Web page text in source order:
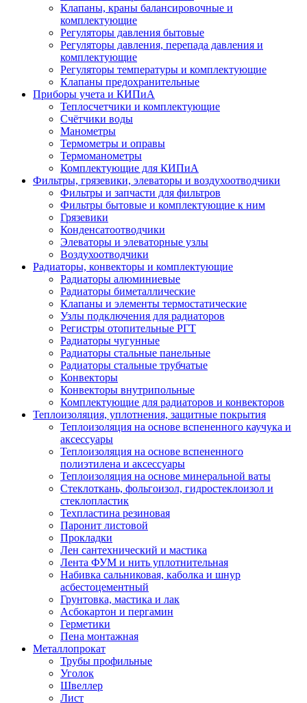
Клапаны, краны балансировочные и
комплектующие
Регуляторы давления бытовые
Регуляторы давления, перепада давления и
комплектующие
Регуляторы температуры и комплектующие
Клапаны предохранительные
Приборы учета и КИПиА
Теплосчетчики и комплектующие
Счётчики воды
Манометры
Термометры и оправы
Термоманометры
Комплектующие для КИПиА
Фильтры, грязевики, элеваторы и воздухоотводчики
Фильтры и запчасти для фильтров
Фильтры бытовые и комплектующие к ним
Грязевики
Конденсатоотводчики
Элеваторы и элеваторные узлы
Воздухоотводчики
Радиаторы, конвекторы и комплектующие
Радиаторы алюминиевые
Радиаторы биметаллические
Клапаны и элементы термостатические
Узлы подключения для радиаторов
Регистры отопительные РГТ
Радиаторы чугунные
Радиаторы стальные панельные
Радиаторы стальные трубчатые
Конвекторы
Конвекторы внутрипольные
Комплектующие для радиаторов и конвекторов
Теплоизоляция, уплотнения, защитные покрытия
Теплоизоляция на основе вспененного каучука и
аксессуары
Теплоизоляция на основе вспененного
полиэтилена и аксессуары
Теплоизоляция на основе минеральной ваты
Стеклоткань, фольгоизол, гидростеклоизол и
стеклопластик
Техпластина резиновая
Паронит листовой
Прокладки
Лен сантехнический и мастика
Лента ФУМ и нить уплотнительная
Набивка сальниковая, каболка и шнур
асбестоцементный
Грунтовка, мастика и лак
Асбокартон и пергамин
Герметики
Пена монтажная
Металлопрокат
Трубы профильные
Уголок
Швеллер
Лист